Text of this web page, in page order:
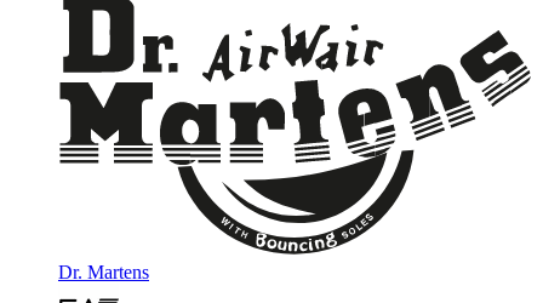
Dr. Martens